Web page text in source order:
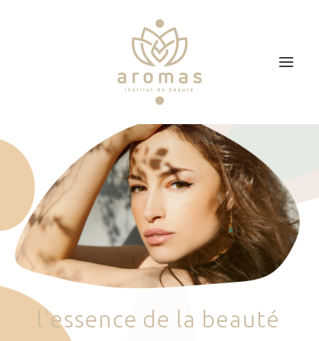
Soins
Je veux faire un bon cadeau
Plan d’accès
Prendre RDV
'essence de la beauté